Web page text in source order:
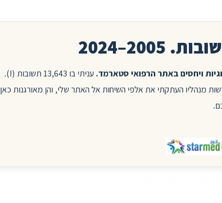
עניתי בו 13,643 תשובות (!).
ברשות מנהליו העתקתי את אלפי השיחות אל האתר שלי, והן מאורגנות כאן